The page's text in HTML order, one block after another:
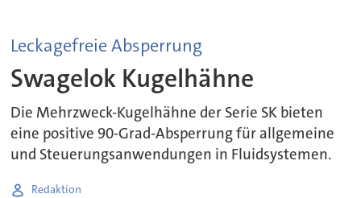
Leckagefreie Absperrung
Swagelok Kugelhähne
Die Mehrzweck-Kugelhähne der Serie SK bieten
eine positive 90-Grad-Absperrung für allgemeine
und Steuerungsanwendungen in Fluidsystemen.
Redaktion